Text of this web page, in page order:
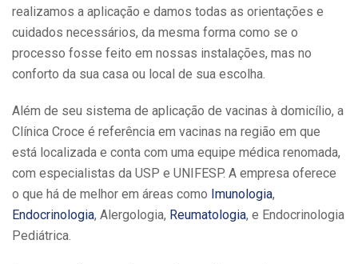
realizamos a aplicação e damos todas as orientações e
cuidados necessários, da mesma forma como se o
processo fosse feito em nossas instalações, mas no
conforto da sua casa ou local de sua escolha.
Além de seu sistema de aplicação de vacinas à domicílio, a
Clínica Croce é referência em vacinas na região em que
está localizada e conta com uma equipe médica renomada,
com especialistas da USP e UNIFESP. A empresa oferece
o que há de melhor em áreas como Imunologia,
Endocrinologia, Alergologia, Reumatologia, e Endocrinologia
Pediátrica.